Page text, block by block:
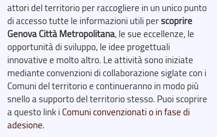
attori del territorio per raccogliere in un unico punto
di accesso tutte le informazioni utili perscoprire
Genova Città Metropolitana, le sue eccellenze, le
opportunità di sviluppo, le idee progettuali
innovative e molto altro. Le attività sono iniziate
mediante convenzioni di collaborazione siglate con i
Comuni del territorio e continueranno in modo più
snello a supporto del territorio stesso. Puoi scoprire
a questo link i Comuni convenzionati o in fase di
adesione.